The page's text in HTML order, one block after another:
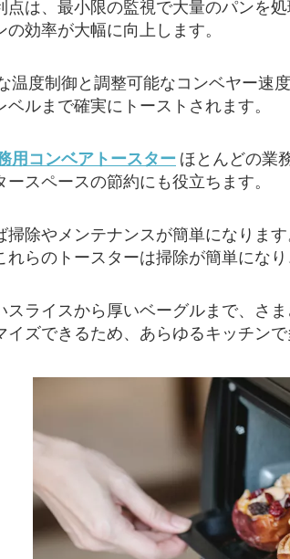
は、最小限の監視で大量のパンを
効率が大幅に向上します。
温度制御と調整可能なコンベヤー
ルまで確実にトーストされます。
用コンベアトースター ほとんどの業
スペースの節約にも役立ちます。
除やメンテナンスが簡単になりま
らのトースターは掃除が簡単にな
ライスから厚いベーグルまで、さ
ズできるため、あらゆるキッチンで